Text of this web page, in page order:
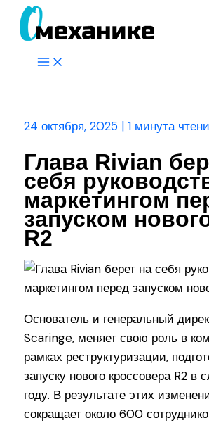
Перейти
Main
24 октября, 2025 |1 минута
Глава Rivian
себя
маркетингом
запуском
R2
Основатель и генеральный
Scaringe, меняет свою роль в
рамках реструктуризации,
запуску нового кроссовера R2
году. В результате этих
сокращает около 600